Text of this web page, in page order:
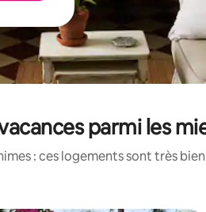
parmi les
: ces logements sont très